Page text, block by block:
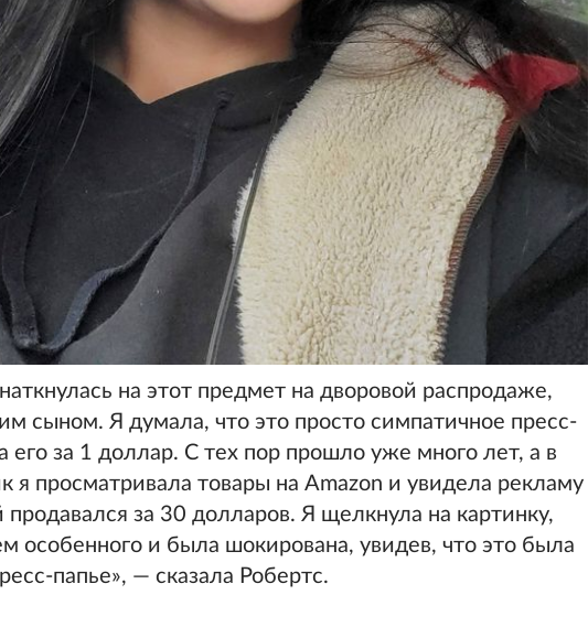
на этот предмет на дворовой распродаже,
сыном. Я думала, что это просто симпатичное пресс-
его за 1 доллар. С тех пор прошло уже много лет, а в
я просматривала товары на Amazon и увидела рекламу
продавался за 30 долларов. Я щелкнула на картинку,
особенного и была шокирована, увидев, что это была
папье», — сказала Робертс.